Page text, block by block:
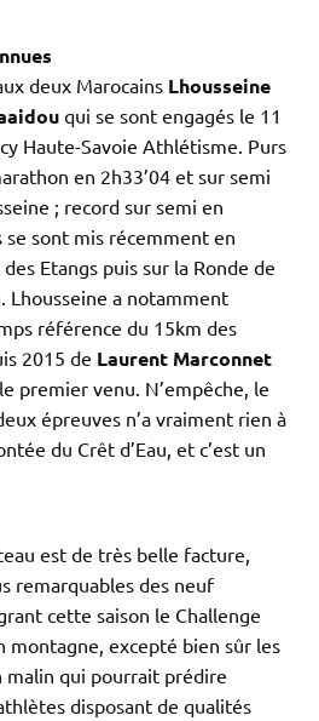
deux Marocains Lhousseine
qui se sont engagés le 11
Haute-Savoie Athlétisme. Purs
en 2h33’04 et sur semi
; record sur semi en
se sont mis récemment en
Etangs puis sur la Ronde de
Lhousseine a notamment
référence du 15km des
2015 de Laurent Marconnet
premier venu. N’empêche, le
épreuves n’a vraiment rien à
du Crêt d’Eau, et c’est un
est de très belle facture,
remarquables des neuf
cette saison le Challenge
montagne, excepté bien sûr les
malin qui pourrait prédire
disposant de qualités